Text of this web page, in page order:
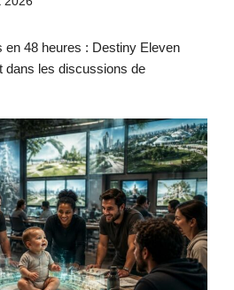
en 48 heures : Destiny Eleven
dans les discussions de